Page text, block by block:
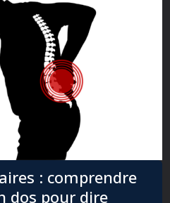
: comprendre
dos pour dire